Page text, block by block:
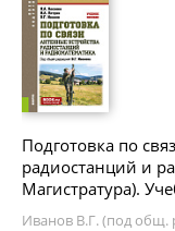
Подготовка по
радиостанций и
Магистратура).
Иванов В.Г. (под общ.